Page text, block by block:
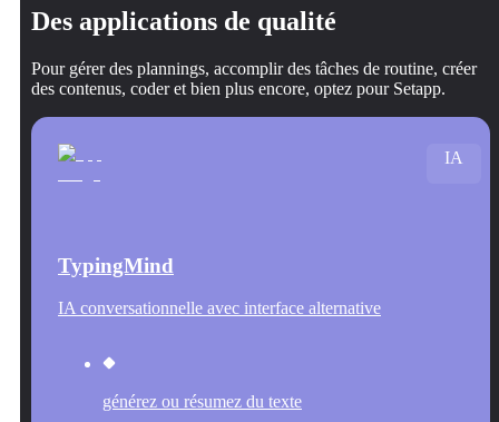
Des applications de qualité
Pour gérer des plannings, accomplir des tâches de routine, créer
des contenus, coder et bien plus encore, optez pour Setapp.
TypingMind
IA conversationnelle avec interface alternative
générez ou résumez du texte
IA